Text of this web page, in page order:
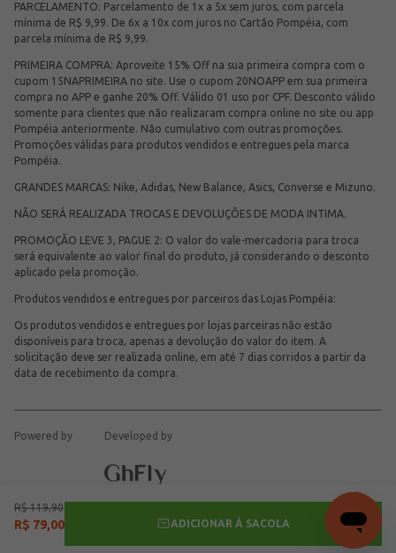
R$ 119,90
R$ 79,00 ADICIONAR À SACOLA
PARCELAMENTO: Parcelamento de 1x a 5x sem juros, com parcela
mínima de R$ 9,99. De 6x a 10x com juros no Cartão Pompéia, com
parcela mínima de R$ 9,99.
PRIMEIRA COMPRA: Aproveite 15% Off na sua primeira compra com o
cupom 15NAPRIMEIRA no site. Use o cupom 20NOAPP em sua primeira
compra no APP e ganhe 20% Off. Válido 01 uso por CPF. Desconto válido
somente para clientes que não realizaram compra online no site ou app
Pompéia anteriormente. Não cumulativo com outras promoções.
Promoções válidas para produtos vendidos e entregues pela marca
Pompéia.
GRANDES MARCAS: Nike, Adidas, New Balance, Asics, Converse e Mizuno.
NÃO SERÁ REALIZADA TROCAS E DEVOLUÇÕES DE MODA INTIMA.
PROMOÇÃO LEVE 3, PAGUE 2: O valor do vale-mercadoria para troca
será equivalente ao valor final do produto, já considerando o desconto
aplicado pela promoção.
Produtos vendidos e entregues por parceiros das Lojas Pompéia:
Os produtos vendidos e entregues por lojas parceiras não estão
disponíveis para troca, apenas a devolução do valor do item. A
solicitação deve ser realizada online, em até 7 dias corridos a partir da
data de recebimento da compra.
Powered by Developed by